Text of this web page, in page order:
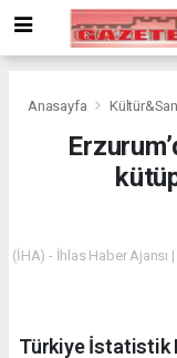
Bonusu
Veren
deneme
siteler
Veren
Anasayfa
(İHA) - İhlas Haber Ajansı
Türkiye İstatistik